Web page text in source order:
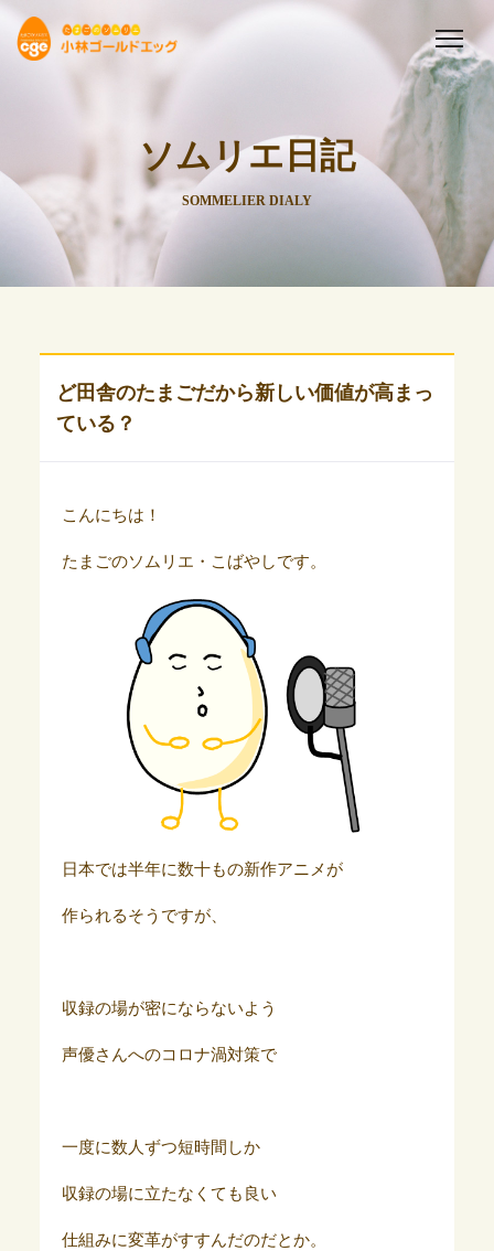
ソムリエ日記
SOMMELIER DIALY
ど田舎のたまごだから新しい価値が高まっ
ている？
こんにちは！
たまごのソムリエ・こばやしです。
日本では半年に数十もの新作アニメが
作られるそうですが、
収録の場が密にならないよう
声優さんへのコロナ渦対策で
一度に数人ずつ短時間しか
収録の場に立たなくても良い
仕組みに変革がすすんだのだとか。